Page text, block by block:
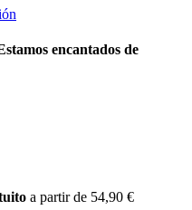
encantados de
a partir de 54,90 €